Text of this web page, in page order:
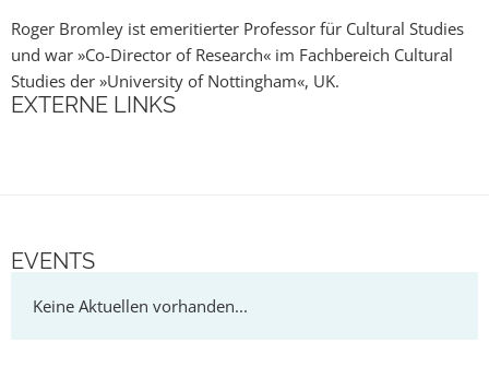
Roger Bromley ist emeritierter Professor für Cultural Studies
und war »Co-Director of Research« im Fachbereich Cultural
Studies der »University of Nottingham«, UK.
EXTERNE LINKS
EVENTS